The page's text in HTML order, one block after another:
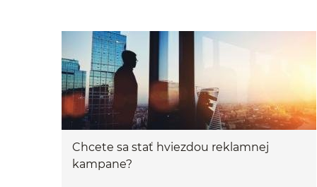
Chcete sa stať hviezdou reklamnej
kampane?